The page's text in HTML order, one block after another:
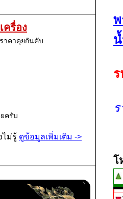
ครื่อง
าคาคุยกันคับ
ครับ
ไม่รู้ ดูข้อมูลเพิ่มเติม ->
พ
โ